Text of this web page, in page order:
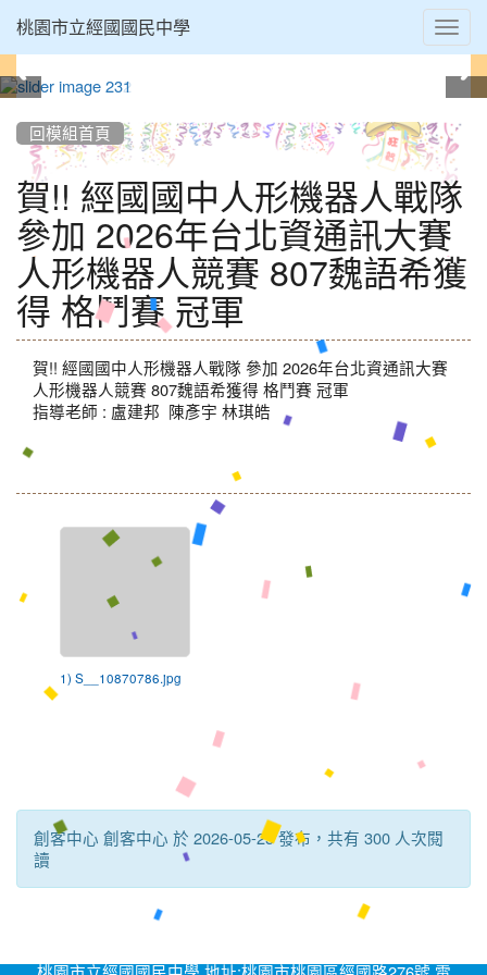
桃園市立經國國民中學
回模組首頁
賀!! 經國國中人形機器人戰隊
參加 2026年台北資通訊大賽
人形機器人競賽 807魏語希獲
得 格鬥賽 冠軍
賀!! 經國國中人形機器人戰隊 參加 2026年台北資通訊大賽
人形機器人競賽 807魏語希獲得 格鬥賽 冠軍
指導老師 : 盧建邦 陳彥宇 林琪皓
1) S__10870786.jpg
創客中心 創客中心 於 2026-05-25 發布，共有 300 人次閱
讀